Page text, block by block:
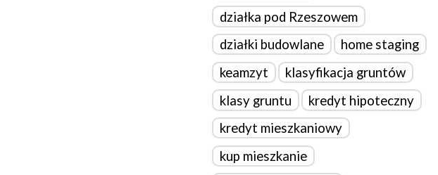
działka pod Rzeszowem
działki budowlane
home staging
keamzyt
klasyfikacja gruntów
klasy gruntu
kredyt hipoteczny
kredyt mieszkaniowy
kup mieszkanie